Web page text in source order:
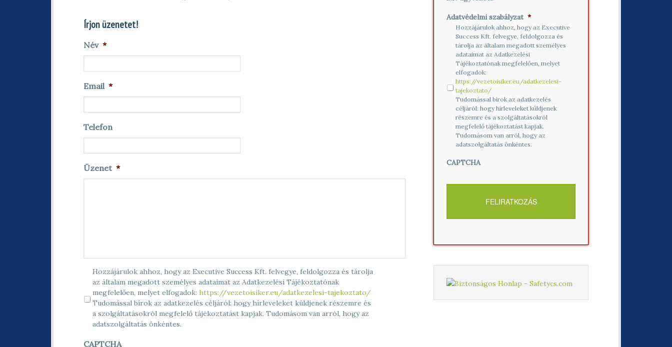
Írjon üzenetet!
Név *
Email *
Telefon
Üzenet *
Hozzájárulok ahhoz, hogy az Executive Success Kft. felvegye, feldolgozza és tárolja
az általam megadott személyes adataimat az Adatkezelési Tájékoztatónak
megfelelően, melyet elfogadok: https://vezetoisiker.eu/adatkezelesi-tajekoztato/
Tudomással bírok az adatkezelés céljáról: hogy hírleveleket küldjenek részemre és
a szolgáltatásokról megfelelő tájékoztatást kapjak. Tudomásom van arról, hogy az
adatszolgáltatás önkéntes.
CAPTCHA
Adatvédelmi szabályzat *
Hozzájárulok ahhoz, hogy az Executive
Success Kft. felvegye, feldolgozza és
tárolja az általam megadott személyes
adataimat az Adatkezelési
Tájékoztatónak megfelelően, melyet
elfogadok:
https://vezetoisiker.eu/adatkezelesi-
tajekoztato/
Tudomással bírok az adatkezelés
céljáról: hogy hírleveleket küldjenek
részemre és a szolgáltatásokról
megfelelő tájékoztatást kapjak.
Tudomásom van arról, hogy az
adatszolgáltatás önkéntes.
CAPTCHA